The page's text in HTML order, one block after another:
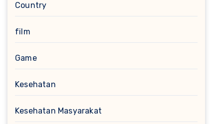
Country
film
Game
Kesehatan
Kesehatan Masyarakat